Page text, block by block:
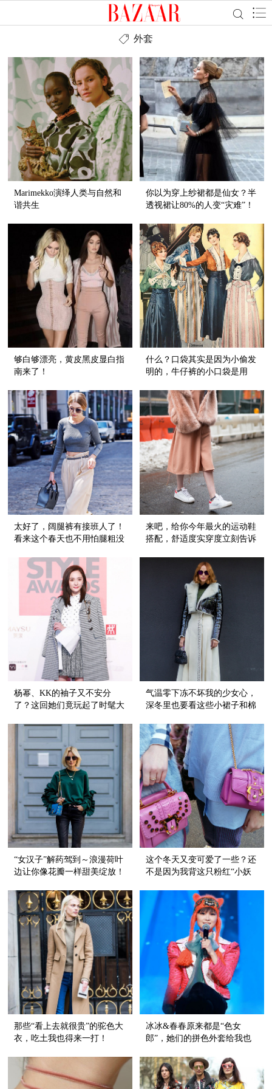
外套
Marimekko演绎人类与自然和
谐共生
你以为穿上纱裙都是仙女？半
透视裙让80%的人变“灾难”！
够白够漂亮，黄皮黑皮显白指
南来了！
什么？口袋其实是因为小偷发
明的，牛仔裤的小口袋是用
太好了，阔腿裤有接班人了！
看来这个春天也不用怕腿粗没
来吧，给你今年最火的运动鞋
搭配，舒适度实穿度立刻告诉
杨幂、KK的袖子又不安分
了？这回她们竟玩起了时髦大
气温零下冻不坏我的少女心，
深冬里也要看这些小裙子和棉
“女汉子”解药驾到～浪漫荷叶
边让你像花瓣一样甜美绽放！
这个冬天又变可爱了一些？还
不是因为我背这只粉红“小妖
那些“看上去就很贵”的驼色大
衣，吃土我也得来一打！
冰冰&春春原来都是“色女
郎”，她们的拼色外套给我也